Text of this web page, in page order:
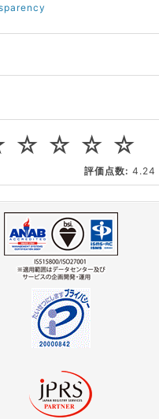
調査してほしい
ップグレードしたい
☆
☆
☆
☆
評価点数: 4.24